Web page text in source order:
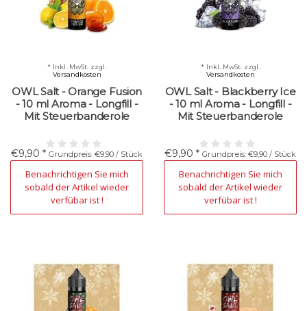
OWL Salt - Orange Fusion
- 10 ml Aroma - Longfill -
Mit Steuerbanderole
€9,90 * Grundpreis: €9,90 / Stück
* Inkl. MwSt. zzgl.
Versandkosten
Nicht verfügbar
Benachrichtigen Sie mich
sobald der Artikel wieder
verfübar ist !
OWL Salt - Blackberry Ice
- 10 ml Aroma - Longfill -
Mit Steuerbanderole
€9,90 * Grundpreis: €9,90 / Stück
* Inkl. MwSt. zzgl.
Versandkosten
Nicht verfügbar
Benachrichtigen Sie mich
sobald der Artikel wieder
verfübar ist !